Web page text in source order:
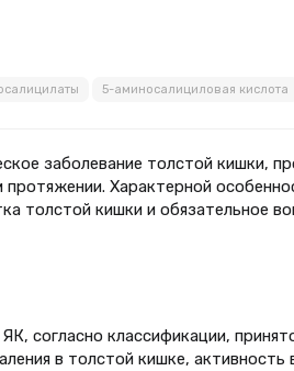
5-аминосалициловая кислота
заболевание толстой кишки,
протяжении. Характерной
толстой кишки и обязательное
согласно классификации,
в толстой кишке, активность